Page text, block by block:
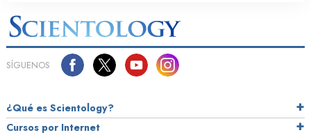
SÍGUENOS
¿Qué es Scientology?
Cursos por Internet